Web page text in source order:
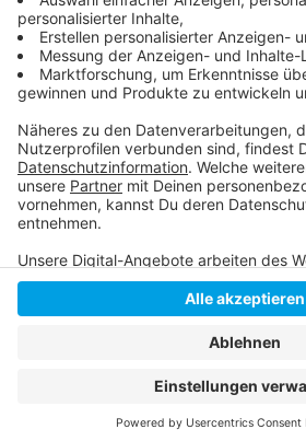
Programmübersicht:
Anzeige
Anzeige